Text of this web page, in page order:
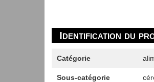
Identification du
Catégorie
Sous-catégorie